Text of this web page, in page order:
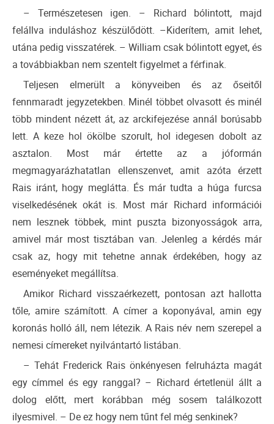
– Természetesen igen. – Richard bólintott, majd
felállva induláshoz készülődött. –Kiderítem, amit lehet,
utána pedig visszatérek. – William csak bólintott egyet, és
a továbbiakban nem szentelt figyelmet a férfinak.
Teljesen elmerült a könyveiben és az őseitől
fennmaradt jegyzetekben. Minél többet olvasott és minél
több mindent nézett át, az arckifejezése annál borúsabb
lett. A keze hol ökölbe szorult, hol idegesen dobolt az
asztalon. Most már értette az a jóformán
megmagyarázhatatlan ellenszenvet, amit azóta érzett
Rais iránt, hogy meglátta. És már tudta a húga furcsa
viselkedésének okát is. Most már Richard információi
nem lesznek többek, mint puszta bizonyosságok arra,
amivel már most tisztában van. Jelenleg a kérdés már
csak az, hogy mit tehetne annak érdekében, hogy az
eseményeket megállítsa.
Amikor Richard visszaérkezett, pontosan azt hallotta
tőle, amire számított. A címer a koponyával, amin egy
koronás holló áll, nem létezik. A Rais név nem szerepel a
nemesi címereket nyilvántartó listában.
– Tehát Frederick Rais önkényesen felruházta magát
egy címmel és egy ranggal? – Richard értetlenül állt a
dolog előtt, mert korábban még sosem találkozott
ilyesmivel. – De ez hogy nem tűnt fel még senkinek?